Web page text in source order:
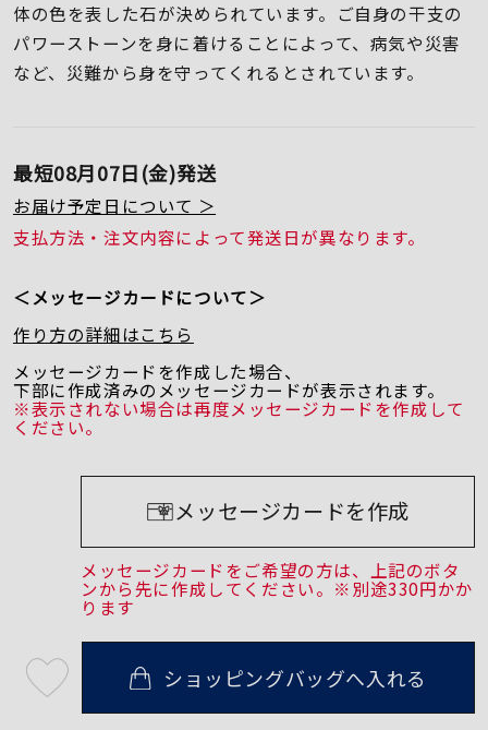
体の色を表した石が決められています。ご自身の干支の
パワーストーンを身に着けることによって、病気や災害
など、災難から身を守ってくれるとされています。
最短08月07日(金)発送
お届け予定日について ＞
支払方法・注文内容によって発送日が異なります。
＜メッセージカードについて＞
作り方の詳細はこちら
メッセージカードを作成した場合、
下部に作成済みのメッセージカードが表示されます。
※表示されない場合は再度メッセージカードを作成して
ください。
メッセージカードを作成
メッセージカードをご希望の方は、上記のボタ
ンから先に作成してください。※別途330円かか
ります
08
ショッピングバッグへ入れる